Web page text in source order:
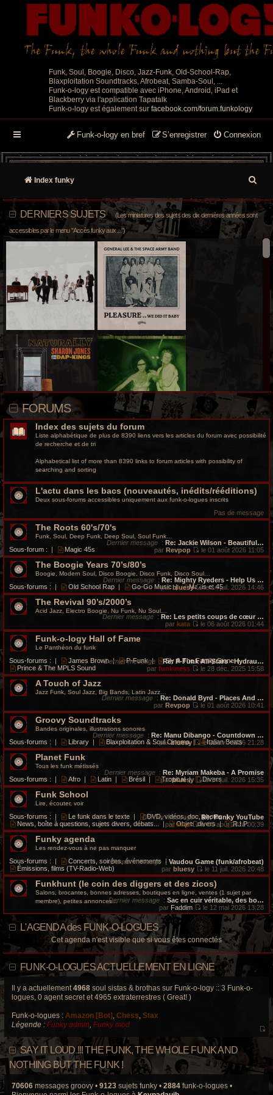
Funk, Soul, Boogie, Disco, Jazz-Funk, Old-School-Rap,
Blaxploitation Soundtracks, Afrobeat, Samba-Soul, ...
Funk-o-logy est compatible avec iPhone, Android, iPad et
Blackberry via l'application Tapatalk
Funk-o-logy est également sur facebook.com/forum.funkology
Connexion
S’enregistrer
Funk-o-logy en bref
Index funky
e
o
o
v
DERNIERS SUJETS(Les miniatures des sujets des dix dernières années sont
accessibles par le menu "Accès funky aux ...")
FORUMS
Index des sujets du forum
Liste alphabétique de plus de 8390 liens vers les articles du forum avec possibilité
de recherche et de tri
Alphabetical list of more than 8390 links to forum articles with possibility of
searching and sorting
L'actu dans les bacs (nouveautés, inédits/rééditions)
Deux sous-forums accessibles uniquement aux funk-o-logues inscrits
Pas de message
The Roots 60's/70's
Funk, Soul, Deep Funk, Deep Soul, Soul Funk…
Sous-forum : | Magic 45s
Dernier message : Re: Jackie Wilson - Beautiful…
par Revpop
V
r
l
e
r
n
i
e
s
s
e
le 01 août 2026 11:05
The Boogie Years 70’s/80’s
Boogie, Modern Soul, Disco Boogie, Disco Funk, Disco Soul…
Sous-forums : | Old School Rap | Go-Go Music | Maxis et 45
Dernier message : Re: Mighty Ryeders - Help Us …
parbluesy
V
r
l
e
n
i
e
e
s
s
e
le 14 juil. 2026 14:46
The Revival 90’s/2000’s
Acid Jazz, Electro Boogie, Nu Funk, Nu Soul…
Dernier message : Re: Les petits coups de cœur …
par kata
V
l
e
d
n
e
e
s
s
e
le 06 août 2026 01:44
Funk-o-logy Hall of Fame
Le Panthéon du funk
Sous-forums : | James Brown | P-Funk | Sly & The Family Stone |
Prince & The MPLS Sound
Dernier message :Re: P-Funk All-Stars - Hydrau…
par funkiness
V
r
e
r
n
i
m
e
s
e
le 28 déc. 2025 15:58
A Touch of Jazz
Jazz Funk, Soul Jazz, Big Bands, Latin Jazz…
Dernier message : Re: Donald Byrd - Places And …
par Revpop
V
r
l
e
r
n
i
e
s
s
le 01 août 2026 10:41
Groovy Soundtracks
Bandes originales, illustrations sonores
Sous-forums : | Library | Blaxploitation & Soul Cinema | Italian Beats
Dernier message : Re: Manu Dibango - Countdown …
parbluesy
V
r
l
e
n
i
e
s
a
e
le 21 avr. 2026 21:28
Planet Funk
Tous les funk métissés
Sous-forums : | Afro | Latin | Brésil | Tropical | Divers
Dernier message : Re: Myriam Makeba - A Promise
parbluesy
V
l
e
d
i
e
r
m
e
s
s
a
g
e
le 14 juil. 2026 15:35
Funk School
Lire, écouter, voir
Sous-forums : | Le funk dans le texte | DVD, vidéos, doc, photos |
News, boîte à questions, sujets divers, débats...
| Objets divers | R.I.P.
Dernier message:Re: Funky YouTube
parkata
V
l
e
d
e
r
n
i
e
m
e
s
s
a
g
e
le 06 août 2026 00:39
Funky agenda
Les rendez-vous à ne pas manquer
Sous-forums : | Concerts, soirées, événements |
Émissions, films (TV-Radio-Web)
Dernier message : Vaudou Game (funk/afrobeat)
par bluesy
V
o
r
l
e
e
r
n
i
e
r
m
e
s
s
le 11 juil. 2026 20:48
Funkhunt (le coin des diggers et des zicos)
Salons, brocantes, bonnes adresses, boutiques en ligne, ventes (1 sujet par
membre), petites annonces...Dernier message : Sac en cuir véritable, des bo…
par Faddim
V
o
i
r
e
d
e
r
i
a
g
e
le 12 mai 2026 13:28
L'AGENDA des FUNK-O-LOGUES
Cet agenda n'est visible que si vous êtes connectés
FUNK-O-LOGUES ACTUELLEMENT EN LIGNE
Il y a actuellement 4968 soul sistas & brothas sur Funk-o-logy :: 3 Funk-o-
logues, 0 agent secret et 4965 extraterrestres ( Great! )
Funk-o-logues : Amazon [Bot] Chess Stax
Légende : Funky admin Funky mod
e
d
SAY IT LOUD !!! THE FUNK, THE WHOLE FUNK AND
NOTHING BUT THE FUNK !
70606 messages groovy • 9123 sujets funky • 2884 funk-o-logues •